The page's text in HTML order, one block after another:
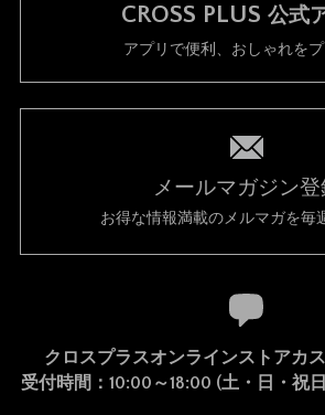
CROSS PLUS 公式
アプリで便利、おしゃれをプ
メールマガジン
お得な情報満載のメルマガを毎
クロスプラスオンラインストアカ
受付時間：10:00～18:00 (土・日・祝